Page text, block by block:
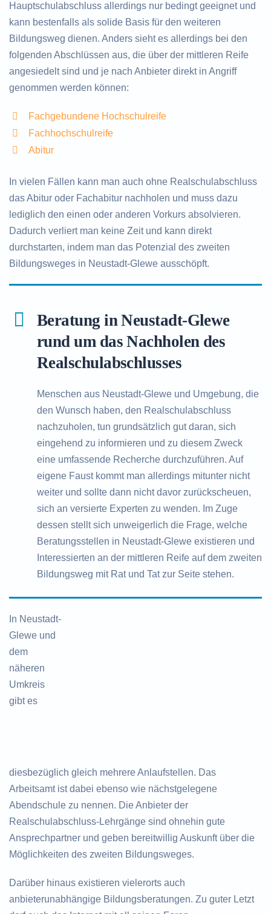
Hauptschulabschluss allerdings nur bedingt geeignet und
kann bestenfalls als solide Basis für den weiteren
Bildungsweg dienen. Anders sieht es allerdings bei den
folgenden Abschlüssen aus, die über der mittleren Reife
angesiedelt sind und je nach Anbieter direkt in Angriff
genommen werden können:
Fachgebundene Hochschulreife
Fachhochschulreife
Abitur
In vielen Fällen kann man auch ohne Realschulabschluss
das Abitur oder Fachabitur nachholen und muss dazu
lediglich den einen oder anderen Vorkurs absolvieren.
Dadurch verliert man keine Zeit und kann direkt
durchstarten, indem man das Potenzial des zweiten
Bildungsweges in Neustadt-Glewe ausschöpft.
Beratung in Neustadt-Glewe
rund um das Nachholen des
Realschulabschlusses
Menschen aus Neustadt-Glewe und Umgebung, die
den Wunsch haben, den Realschulabschluss
nachzuholen, tun grundsätzlich gut daran, sich
eingehend zu informieren und zu diesem Zweck
eine umfassende Recherche durchzuführen. Auf
eigene Faust kommt man allerdings mitunter nicht
weiter und sollte dann nicht davor zurückscheuen,
sich an versierte Experten zu wenden. Im Zuge
dessen stellt sich unweigerlich die Frage, welche
Beratungsstellen in Neustadt-Glewe existieren und
Interessierten an der mittleren Reife auf dem zweiten
Bildungsweg mit Rat und Tat zur Seite stehen.
In Neustadt-
Glewe und
dem
näheren
Umkreis
gibt es
diesbezüglich gleich mehrere Anlaufstellen. Das
Arbeitsamt ist dabei ebenso wie nächstgelegene
Abendschule zu nennen. Die Anbieter der
Realschulabschluss-Lehrgänge sind ohnehin gute
Ansprechpartner und geben bereitwillig Auskunft über die
Möglichkeiten des zweiten Bildungsweges.
Darüber hinaus existieren vielerorts auch
anbieterunabhängige Bildungsberatungen. Zu guter Letzt